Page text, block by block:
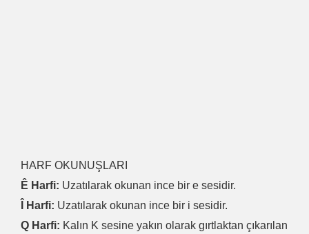
HARF OKUNUŞLARI
Ê Harfi: Uzatılarak okunan ince bir e sesidir.
Î Harfi: Uzatılarak okunan ince bir i sesidir.
Q Harfi: Kalın K sesine yakın olarak gırtlaktan çıkarılan